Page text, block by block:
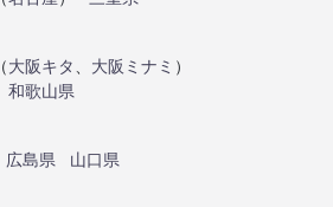
（大阪キタ 大阪ミナミ ）
和歌山県
広島県
山口県